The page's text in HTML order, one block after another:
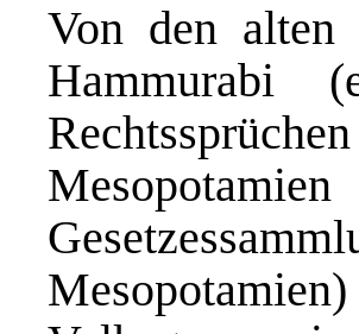
Von den alten
Hammurabi (
Mesopotamien)